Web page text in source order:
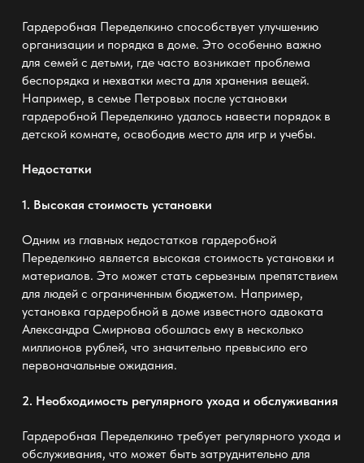
Гардеробная Переделкино способствует улучшению
организации и порядка в доме. Это особенно важно
для семей с детьми, где часто возникает проблема
беспорядка и нехватки места для хранения вещей.
Например, в семье Петровых после установки
гардеробной Переделкино удалось навести порядок в
детской комнате, освободив место для игр и учебы.
Недостатки
1. Высокая стоимость установки
Одним из главных недостатков гардеробной
Переделкино является высокая стоимость установки и
материалов. Это может стать серьезным препятствием
для людей с ограниченным бюджетом. Например,
установка гардеробнойв доме известного адвоката
Александра Смирнова обошлась ему в несколько
миллионов рублей, что значительно превысило его
первоначальные ожидания.
2. Необходимость регулярного ухода и обслуживания
Гардеробная Переделкино требует регулярного ухода и
обслуживания, что может быть затруднительно для